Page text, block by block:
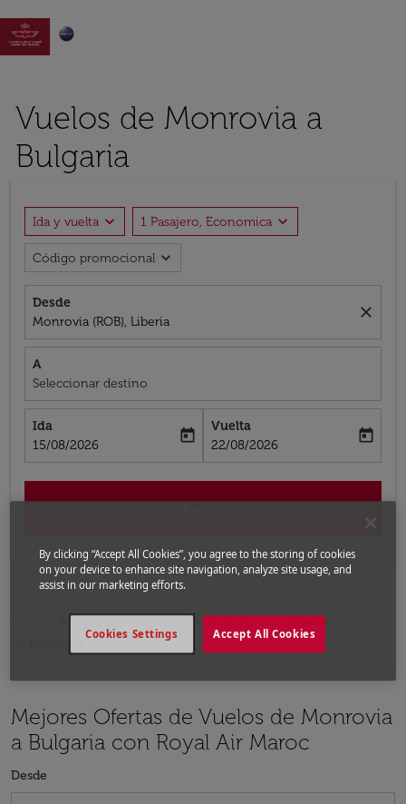

Vuelos de Monrovia a
Bulgaria
Ida y vuelta expand_more 1 Pasajero, Economica expand_more
Código promocional expand_more
Desde
Monrovia (ROB), Liberia
close
A
Seleccionar destino
Ida
fc-booking-departure-date-aria-label
15/08/2026
today
Vuelta
fc-booking-return-date-aria-label
22/08/2026
today
Vuelos a Bulgaria
Vuelos
Mejores Ofertas de Vuelos de Monrovia
a Bulgaria con Royal Air Maroc
Desde
By clicking “Accept All Cookies”, you agree to the storing of cookies
on your device to enhance site navigation, analyze site usage, and
assist in our marketing efforts.
Accept All Cookies
Cookies Settings